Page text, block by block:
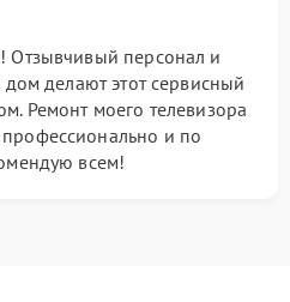
Отзывчивый персонал и
дом делают этот сервисный
Ремонт моего телевизора
и по
всем!